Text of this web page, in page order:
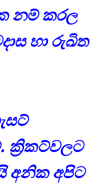
නම් කරල
හා රුඛිත
ක්‍රිකට්වලට
අනික අපිට